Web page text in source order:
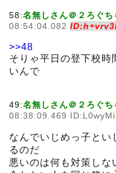
58:名無しさん＠２ろぐち
08:54:04.082
>>48
そりゃ平日の登下校時
いんで
49:名無しさん＠２ろぐち
08:38:09.469
なんでいじめっ子とい
るのだ
悪いのは何も対策しな